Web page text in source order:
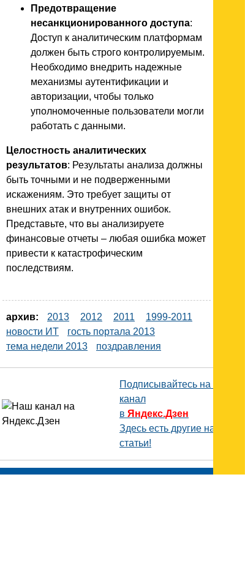
Предотвращение
несанкционированного доступа:
Доступ к аналитическим платформам
должен быть строго контролируемым.
Необходимо внедрить надежные
механизмы аутентификации и
авторизации, чтобы только
уполномоченные пользователи могли
работать с данными.
Целостность аналитических
результатов: Результаты анализа должны
быть точными и не подверженными
искажениям. Это требует защиты от
внешних атак и внутренних ошибок.
Представьте, что вы анализируете
финансовые отчеты – любая ошибка может
привести к катастрофическим
последствиям.
архив: 2013 2012 2011
1999-2011
новости ИТ
гость портала 2013
тема недели 2013
поздравления
Подписывайтесь на наш
канал
в Яндекс.Дзен
Здесь есть другие наши
статьи!